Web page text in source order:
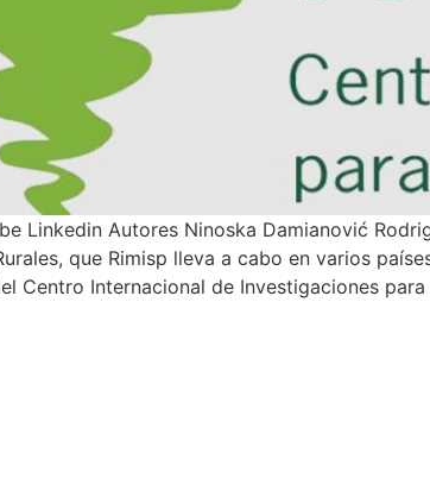
Linkedin Autores Ninoska Damianović
que Rimisp lleva a cabo en varios
Centro Internacional de Investigaciones